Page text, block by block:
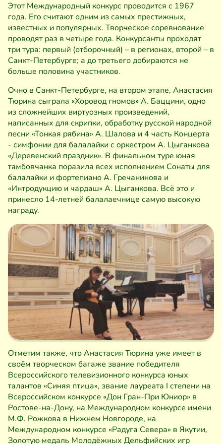
Этот Международный конкурс проводится с 1967
года. Его считают одним из самых престижных,
известных и популярных. Творческое соревнование
проводят раз в четыре года. Конкурсанты проходят
три тура: первый (отборочный) – в регионах, второй – в
Санкт-Петербурге; а до третьего добираются не
больше половина участников.
Очно в Санкт-Петербурге, на втором этапе, Анастасия
Тюрина сыграла «Хоровод гномов» А. Баццини, одно
из сложнейших виртуозных произведений,
написанных для скрипки, обработку русской народной
песни «Тонкая рябина» А. Шалова и 4 часть Концерта
- симфонии для балалайки с оркестром А. Цыганкова
«Деревенский праздник». В финальном туре юная
тамбовчанка поразила всех исполнением Сонаты для
балалайки и фортепиано А. Гречанинова и
«Интродукцию и чардаш» А. Цыганкова. Всё это и
принесло 14-летней балалаечнице самую высокую
награду.
Отметим также, что Анастасия Тюрина уже имеет в
своём творческом багаже звание победителя
Всероссийского телевизионного конкурса юных
талантов «Синяя птица», звание лауреата I степени на
Всероссийском конкурсе «Дон Гран-При Юниор» в
Ростове-на-Дону, на Международном конкурсе имени
М.Ф. Рожкова в Нижнем Новгороде, на
Международном конкурсе «Радуга Севера» в Якутии,
Золотую медаль Молодёжных Дельфийских игр